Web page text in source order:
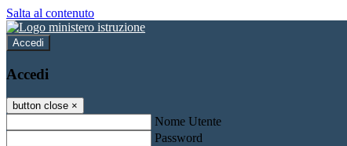
Salta al contenuto
Accedi
Accedi
button close ×
Nome Utente
Password